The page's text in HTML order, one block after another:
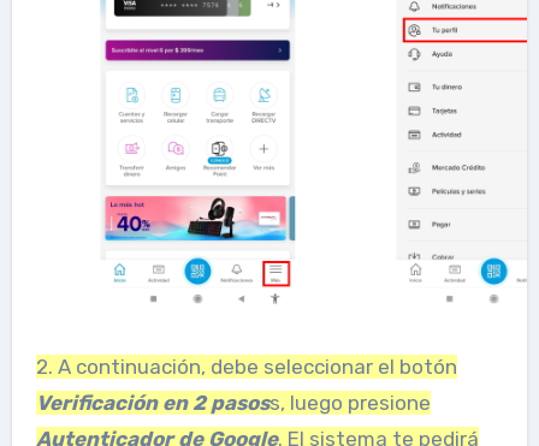
2. A continuación, debe seleccionar el botón
Verificación en 2 pasoss, luego presione
Autenticador de Google. El sistema te pedirá